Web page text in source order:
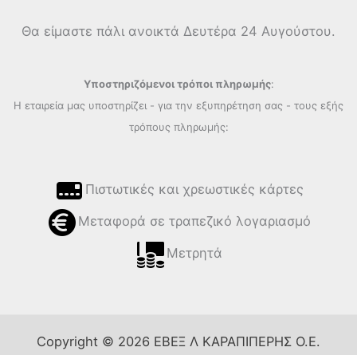
Θα είμαστε πάλι ανοικτά Δευτέρα 24 Αυγούστου.
Υποστηριζόμενοι τρόποι πληρωμής:
Η εταιρεία μας υποστηρίζει - για την εξυπηρέτηση σας - τους εξής
τρόπους πληρωμής:
Πιστωτικές και χρεωστικές κάρτες
Μεταφορά σε τραπεζικό λογαριασμό
Μετρητά
Copyright © 2026 ΕΒΕΞ Λ ΚΑΡΑΠΙΠΕΡΗΣ Ο.Ε.